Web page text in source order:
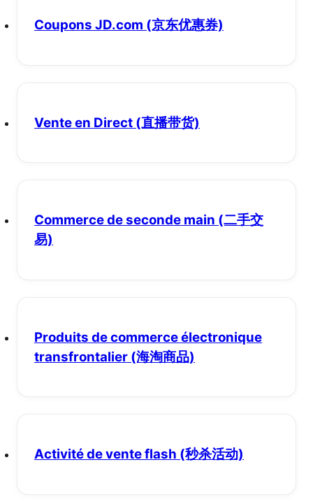
Coupons JD.com (京东优惠券)
Vente en Direct (直播带货)
Commerce de seconde main (二手交
易)
Produits de commerce électronique
transfrontalier (海淘商品)
Activité de vente flash (秒杀活动)